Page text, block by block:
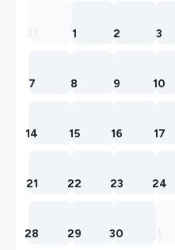
1 2 3
7 8 9 10
14 15 16 17
21 22 23 24
28 29 30